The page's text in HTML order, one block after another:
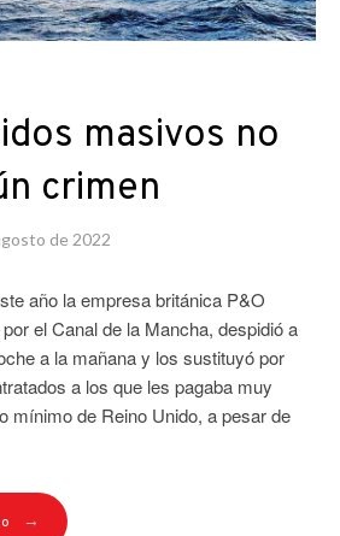
masivos no
crimen
de 2022
año la empresa británica P&O
el Canal de la Mancha, despidió a
a la mañana y los sustituyó por
a los que les pagaba muy
mínimo de Reino Unido, a pesar de
→